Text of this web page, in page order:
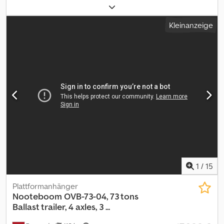
Acnor Technischer Zustand: gut Optischer Zustand: gut
Schäden: keines
Kleinanzeige
1 / 15
Plattformanhänger
Nooteboom OVB-73-04, 73 tons
Ballast trailer, 4 axles, 3 ...